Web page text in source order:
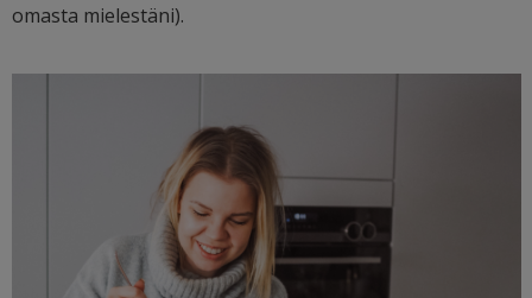
omasta mielestäni).